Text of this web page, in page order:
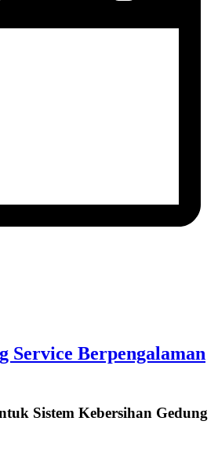
Service Berpengalaman
Sistem Kebersihan Gedung